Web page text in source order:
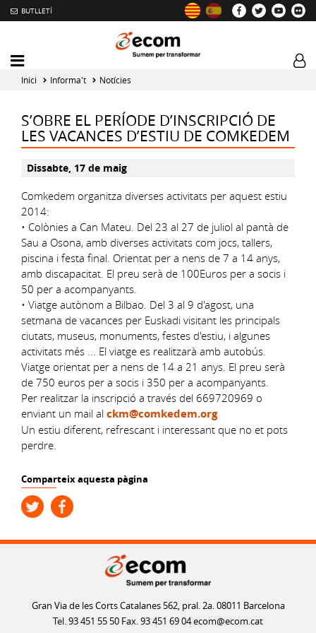
BUTLLETÍ
Mobile
menu
toggler
Inici Informa't Notícies
S’OBRE EL PERÍODE D’INSCRIPCIÓ DE
LES VACANCES D’ESTIU DE COMKEDEM
Dissabte, 17 de maig
Comkedem organitza diverses activitats per aquest estiu
2014:
• Colònies a Can Mateu. Del 23 al 27 de juliol al pantà de
Sau a Osona, amb diverses activitats com jocs, tallers,
piscina i festa final. Orientat per a nens de 7 a 14 anys,
amb discapacitat. El preu serà de 100Euros per a socis i
50 per a acompanyants.
• Viatge autònom a Bilbao. Del 3 al 9 d'agost, una
setmana de vacances per Euskadi visitant les principals
ciutats, museus, monuments, festes d'estiu, i algunes
activitats més ... El viatge es realitzarà amb autobús.
Viatge orientat per a nens de 14 a 21 anys. El preu serà
de 750 euros per a socis i 350 per a acompanyants.
Per realitzar la inscripció a través del 669720969 o
enviant un mail al ckm@comkedem.org
Un estiu diferent, refrescant i interessant que no et pots
perdre.
Comparteix aquesta pàgina
Gran Via de les Corts Catalanes 562, pral. 2a. 08011 Barcelona
Tel. 93 451 55 50 Fax. 93 451 69 04ecom@ecom.cat